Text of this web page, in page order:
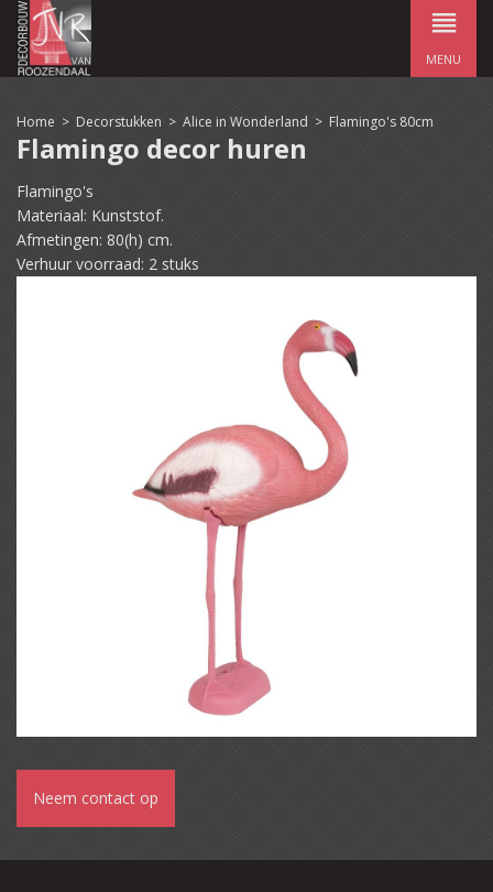
MENU
Home > Decorstukken > Alice in Wonderland > Flamingo's 80cm
Flamingo decor huren
Flamingo's
Materiaal: Kunststof.
Afmetingen: 80(h) cm.
Verhuur voorraad: 2 stuks
Neem contact op